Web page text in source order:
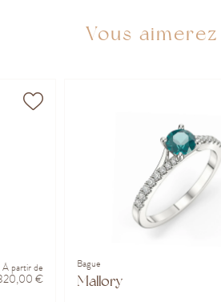
Vous
À partir de
€
Bague
Mallory